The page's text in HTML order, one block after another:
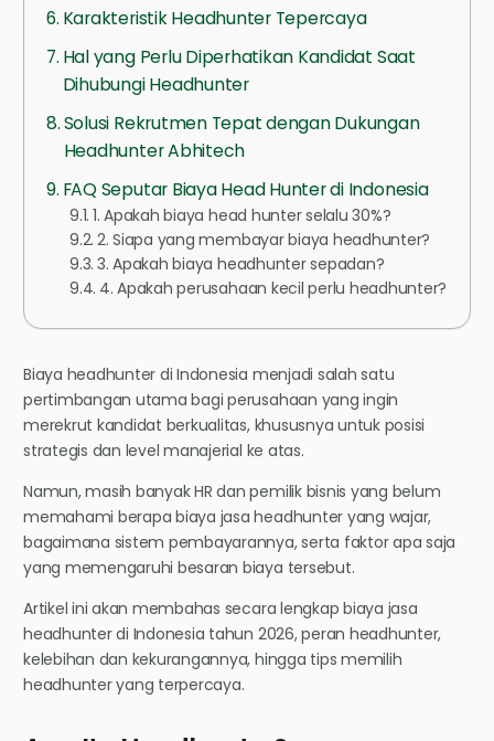
Karakteristik Headhunter Tepercaya
Hal yang Perlu Diperhatikan Kandidat Saat
Dihubungi Headhunter
Solusi Rekrutmen Tepat dengan Dukungan
Headhunter Abhitech
FAQ Seputar Biaya Head Hunter di Indonesia
1. Apakah biaya head hunter selalu 30%?
2. Siapa yang membayar biaya headhunter?
3. Apakah biaya headhunter sepadan?
4. Apakah perusahaan kecil perlu headhunter?
Biaya headhunter di Indonesia menjadi salah satu
pertimbangan utama bagi perusahaan yang ingin
merekrut kandidat berkualitas, khususnya untuk posisi
strategis dan level manajerial ke atas.
Namun, masih banyak HR dan pemilik bisnis yang belum
memahami berapa biaya jasa headhunter yang wajar,
bagaimana sistem pembayarannya, serta faktor apa saja
yang memengaruhi besaran biaya tersebut.
Artikel ini akan membahas secara lengkap biaya jasa
headhunter di Indonesia tahun 2026, peran headhunter,
kelebihan dan kekurangannya, hingga tips memilih
headhunter yang terpercaya.